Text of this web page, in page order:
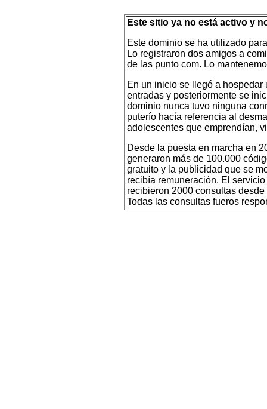
Este sitio ya no está activo y
Este dominio se ha utilizado
Lo registraron dos amigos a
de las punto com. Lo
En un inicio se llegó a
entradas y posteriormente se
dominio nunca tuvo ninguna
puterío hacía referencia al
adolescentes que emprendían,
Desde la puesta en marcha en
generaron más de 100.000
gratuito y la publicidad que se
recibía remuneración. El
recibieron 2000 consultas
Todas las consultas fueros